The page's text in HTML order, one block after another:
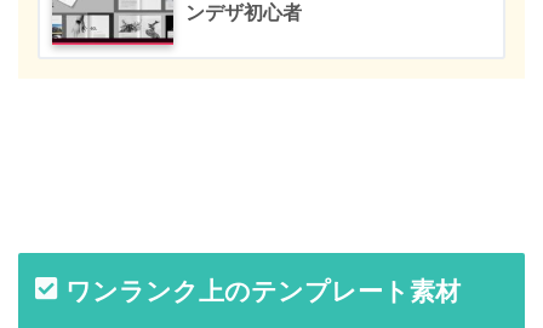
ンデザ初心者
ワンランク上のテンプレート素材